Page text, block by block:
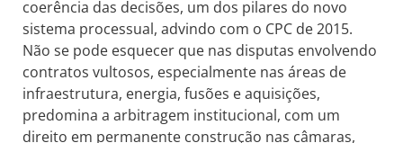
coerência das decisões, um dos pilares do novo
sistema processual, advindo com o CPC de 2015.
Não se pode esquecer que nas disputas envolvendo
contratos vultosos, especialmente nas áreas de
infraestrutura, energia, fusões e aquisições,
predomina a arbitragem institucional, com um
direito em permanente construção nas câmaras,